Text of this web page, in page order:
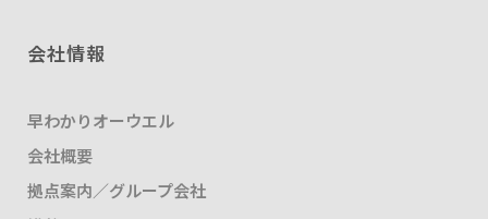
会社情報
早わかりオーウエル
会社概要
拠点案内／グループ会社